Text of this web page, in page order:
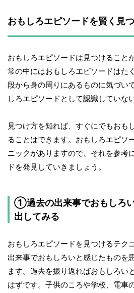
おもしろエピソードを賢く見
おもしろエピソードは見つけること
常の中にはおもしろエピソードはた
段から身の周りにあるものに気づい
しろエピソードとして認識していな
見つけ方を知れば、すぐにでもおも
ることはできます。おもしろエピソ
ニックがありますので、それを参考
ドを発見していきましょう。
①過去の出来事でおもしろ
出してみる
おもしろエピソードを見つけるテク
出来事でおもしろいと感じたものを
ます。過去を振り返ればおもしろい
はずです。子供のころや学校、電車